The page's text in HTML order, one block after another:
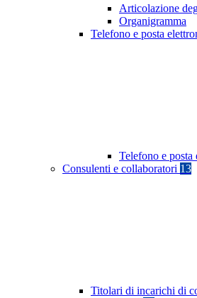
Articolazione
Organigramma
Telefono e posta
Telefono e posta
Consulenti e collaboratori 13
Titolari di incarichi di